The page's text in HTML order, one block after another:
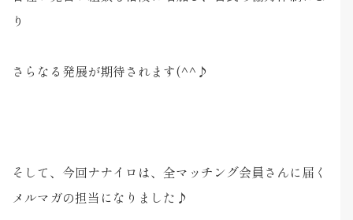
り
さらなる発展が期待されます(^^♪
そして、今回ナナイロは、全マッチング会員さんに届く
メルマガの担当になりました♪